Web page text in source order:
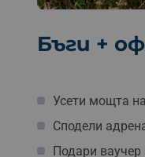
Бъги +
Усети мощта
Сподели
Подари